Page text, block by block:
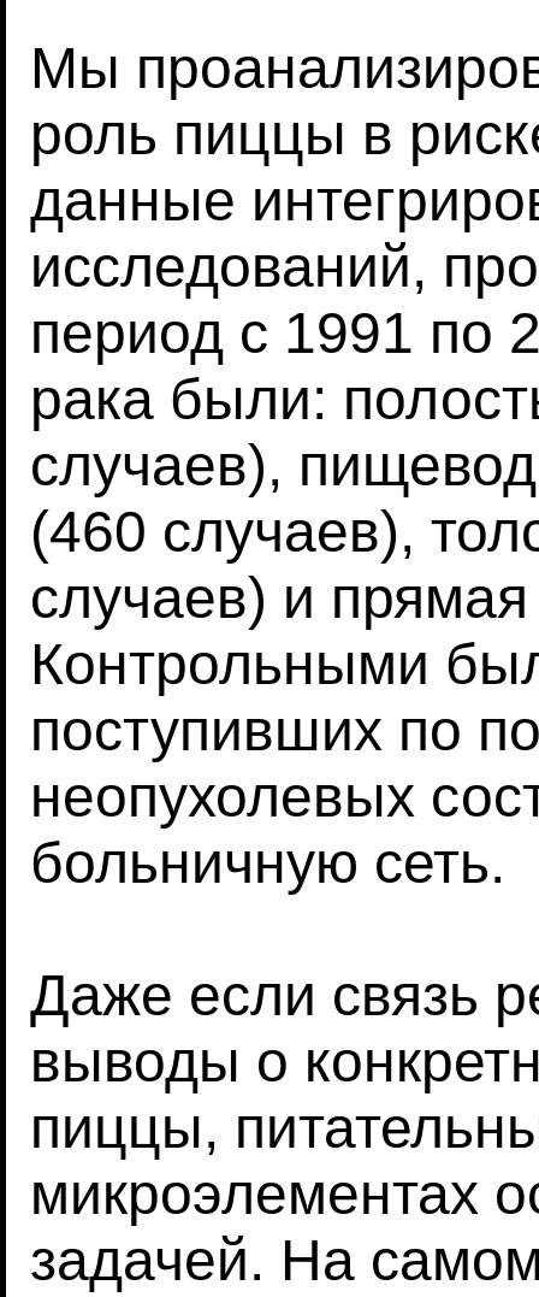
Мы
роль пиццы в
данные
исследований,
период с 1991 по
рака были:
случаев),
(460 случаев),
случаев) и
Контрольными
поступивших по
неопухолевых
больничную сеть.
Даже если связь
выводы о
пиццы,
микроэлементах
задачей. На